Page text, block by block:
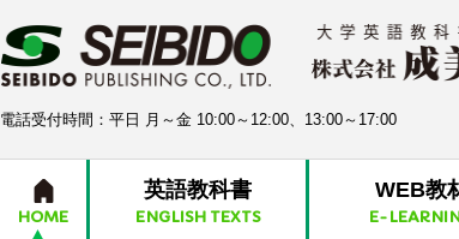
電話受付時間：平日 月～金 10:00～12:00、13:00～17:00
HOME
英語教科書
ENGLISH TEXTS
WEB教
E-